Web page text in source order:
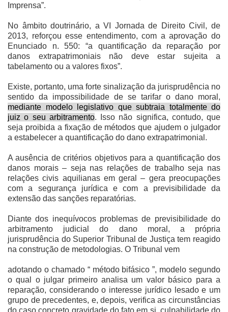
Imprensa”.
No âmbito doutrinário, a VI Jornada de Direito Civil, de
2013, reforçou esse entendimento, com a aprovação do
Enunciado n. 550: “a quantificação da reparação por
danos extrapatrimoniais não deve estar sujeita a
tabelamento ou a valores fixos”.
Existe, portanto, uma forte sinalização da jurisprudência no
sentido da impossibilidade de se tarifar o dano moral,
mediante modelo legislativo que subtraia totalmente do
juiz o seu arbitramento. Isso não significa, contudo, que
seja proibida a fixação de métodos que ajudem o julgador
a estabelecer a quantificação do dano extrapatrimonial.
A ausência de critérios objetivos para a quantificação dos
danos morais – seja nas relações de trabalho seja nas
relações civis aquilianas em geral – gera preocupações
com a segurança jurídica e com a previsibilidade da
extensão das sanções reparatórias.
Diante dos inequívocos problemas de previsibilidade do
arbitramento judicial do dano moral, a própria
jurisprudência do Superior Tribunal de Justiça tem reagido
na construção de metodologias. O Tribunal vem
adotando o chamado “ método bifásico ”, modelo segundo
o qual o julgar primeiro analisa um valor básico para a
reparação, considerando o interesse jurídico lesado e um
grupo de precedentes, e, depois, verifica as circunstâncias
do caso concreto gravidade do fato em si, culpabilidade do